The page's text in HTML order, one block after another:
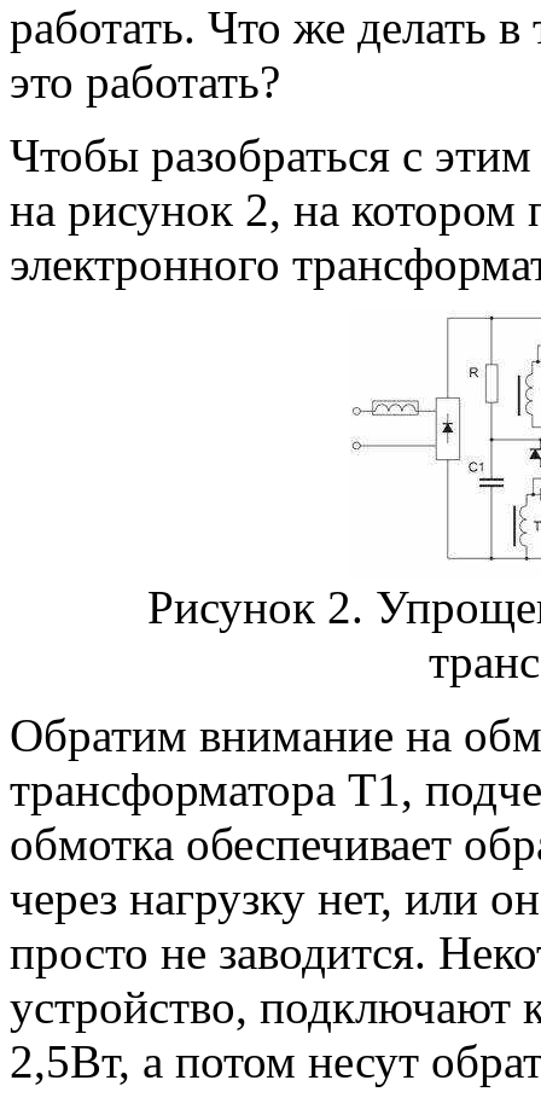
работать. Что же делать в
это работать?
Чтобы разобраться с
на рисунок 2, на котором
электронного
Рисунок 2.
Обратим внимание на
трансформатора Т1,
обмотка обеспечивает
через нагрузку нет, или
просто не заводится.
устройство,
2,5Вт, а потом несут